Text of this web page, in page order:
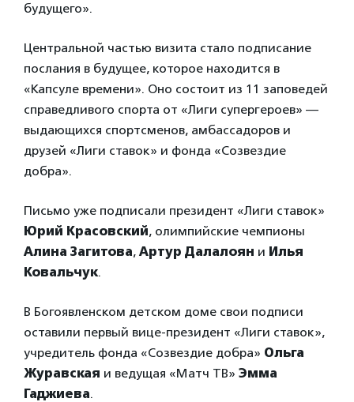
будущего».
Центральной частью визита стало подписание
послания в будущее, которое находится в
«Капсуле времени». Оно состоит из 11 заповедей
справедливого спорта от «Лиги супергероев» —
выдающихся спортсменов, амбассадоров и
друзей «Лиги ставок» и фонда «Созвездие
добра».
Письмо уже подписали президент «Лиги ставок»
Юрий Красовский, олимпийские чемпионы
Алина Загитова, Артур Далалоян и Илья
Ковальчук.
В Богоявленском детском доме свои подписи
оставили первый вице-президент «Лиги ставок»,
учредитель фонда «Созвездие добра» Ольга
Журавская и ведущая «Матч ТВ» Эмма
Гаджиева.